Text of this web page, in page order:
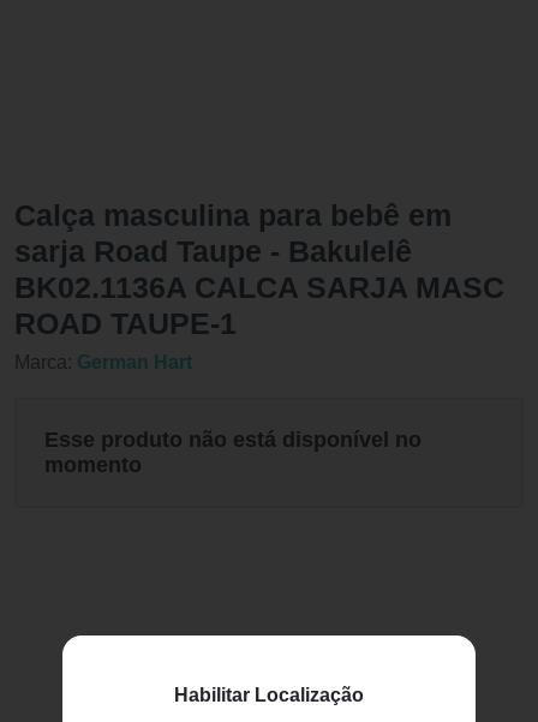
Habilitar Localização
Calça masculina para bebê em
sarja Road Taupe - Bakulelê
BK02.1136A CALCA SARJA MASC
ROAD TAUPE-1
Marca: German Hart
Esse produto não está disponível no
momento